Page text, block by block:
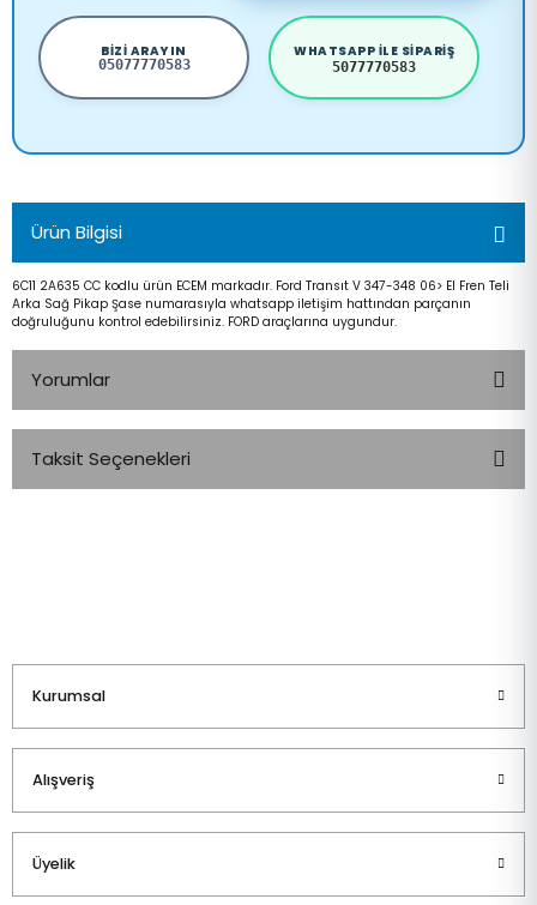
BIZI ARAYIN
05077770583
WHATSAPP ILE SIPARIŞ
5077770583
Ürün Bilgisi
6C11 2A635 CC kodlu ürün ECEM markadır. Ford Transıt V 347-348 06> El Fren Teli
Arka Sağ Pikap Şase numarasıyla whatsapp iletişim hattından parçanın
doğruluğunu kontrol edebilirsiniz. FORD araçlarına uygundur.
Yorumlar
Taksit Seçenekleri
Kurumsal
Alışveriş
Üyelik